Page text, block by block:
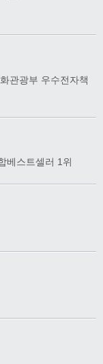
관광부 우수전자책
베스트셀러 1위